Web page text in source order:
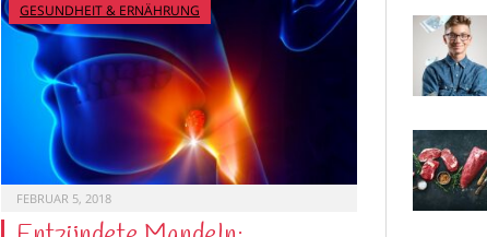
GESUNDHEIT & ERNÄHRUNG
FEBRUAR 5, 2018